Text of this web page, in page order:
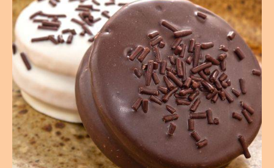
Talvez você também goste:
Expanda seu menu para agradar seus clientes e aumentar
suas vendas
Alfajores